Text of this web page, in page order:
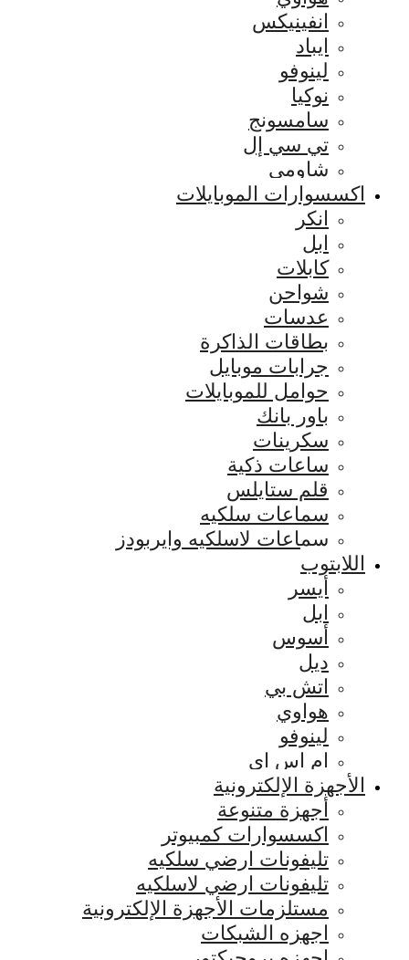
انفينيكس
ايباد
لينوفو
نوكيا
سامسونج
تي سي إل
شاومي
اكسسوارات الموبايلات
انكر
ابل
كابلات
شواحن
عدسات
بطاقات الذاكرة
جرابات موبايل
حوامل للموبايلات
باور بانك
سكرينات
ساعات ذكية
قلم ستايلس
سماعات سلكيه
سماعات لاسلكيه وايربودز
اللابتوب
أيسر
ابل
أسوس
ديل
اتش بي
هواوي
لينوفو
ام اس اي
الأجهزة الإلكترونية
أجهزة متنوعة
اكسسوارات كمبيوتر
تليفونات ارضي سلكيه
تليفونات ارضي لاسلكيه
مستلزمات الأجهزة الإلكترونية
اجهزه الشبكات